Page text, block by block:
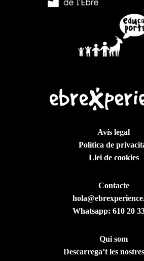
Avís legal
Política de
Llei de cookies
Contacte
Whatsapp: 610 20
Qui som
Descarrega’t les